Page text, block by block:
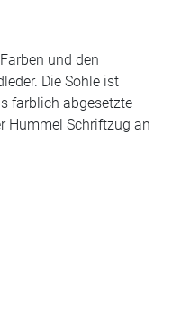
und den
Die Sohle ist
farblich abgesetzte
Hummel Schriftzug an